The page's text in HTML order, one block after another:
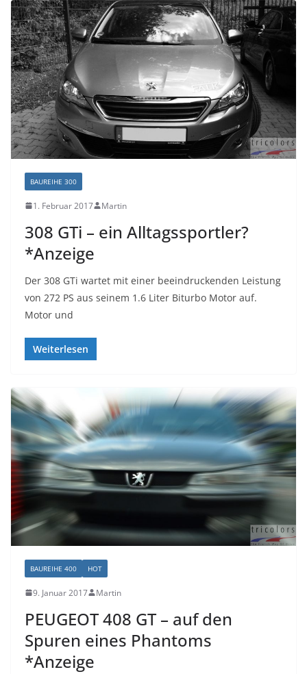
BAUREIHE 300
1. Februar 2017 Martin
308 GTi – ein Alltagssportler?
*Anzeige
Der 308 GTi wartet mit einer beeindruckenden Leistung
von 272 PS aus seinem 1.6 Liter Biturbo Motor auf.
Motor und
Weiterlesen
BAUREIHE 400 HOT
9. Januar 2017 Martin
PEUGEOT 408 GT – auf den
Spuren eines Phantoms
*Anzeige